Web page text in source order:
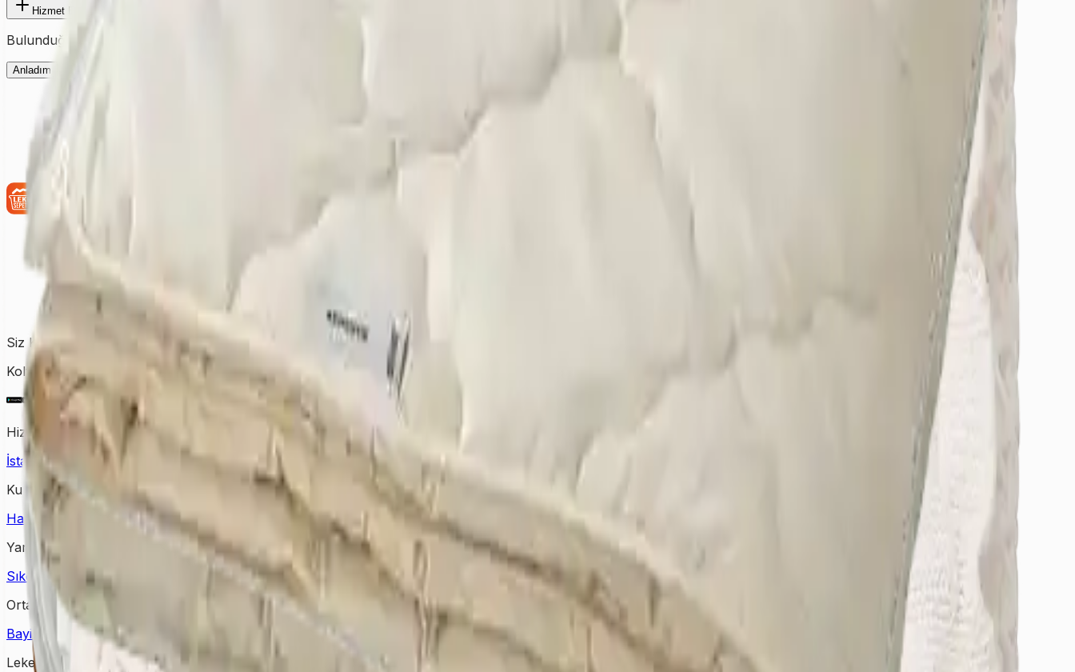
Hizmet Ekle
Bulunduğunuz şehre ait fiyatları görmek için ilk olarak şehir seçimi yapmalısınız. Aksi takdirde farklı şehrin fiyatlarını görerek yanılabilirsiniz.
Anladım
Siz Kirletin, Biz Temizleyelim!
Koltuktan halıya, perdeden yatağa kadar tüm temizlik ihtiyaçlarınızda Lekesepeti.com bir tıkla kapınızda!
Hizmet Verdiğimiz Bölgeler
İstanbul Halı Yıkama
Samsun Halı YıkamaÇorum Halı Yıkama
Bursa Halı Yıkama
Kurumsal
Hakkımızda
Kampanyalar
Yardım & Destek
Sıkça Sorulan Sorular
Kişisel Verilerin Korunması Gizlilik PolitikasıÇerez Politikası
Ortağımız Olun
Bayimiz OlunBayilik Detayları
Lekesepeti Temizlik Hizmetleri